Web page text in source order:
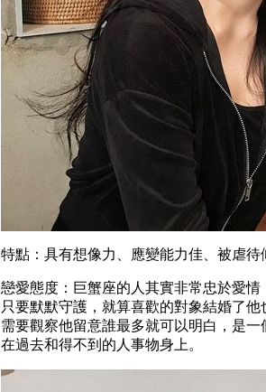
特點：具有想像力、應變能力佳、被虐待
戀愛態度：巨蟹座的人其實非常忠於愛
只要默默守護，就算喜歡的對象結婚了
需要觀察他留意誰最多就可以明白，是
在過去和得不到的人事物身上。